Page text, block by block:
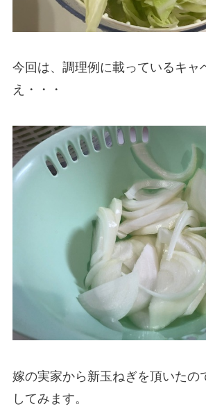
今回は、調理例に載っているキャ
え・・・
嫁の実家から新玉ねぎを頂いたの
してみます。